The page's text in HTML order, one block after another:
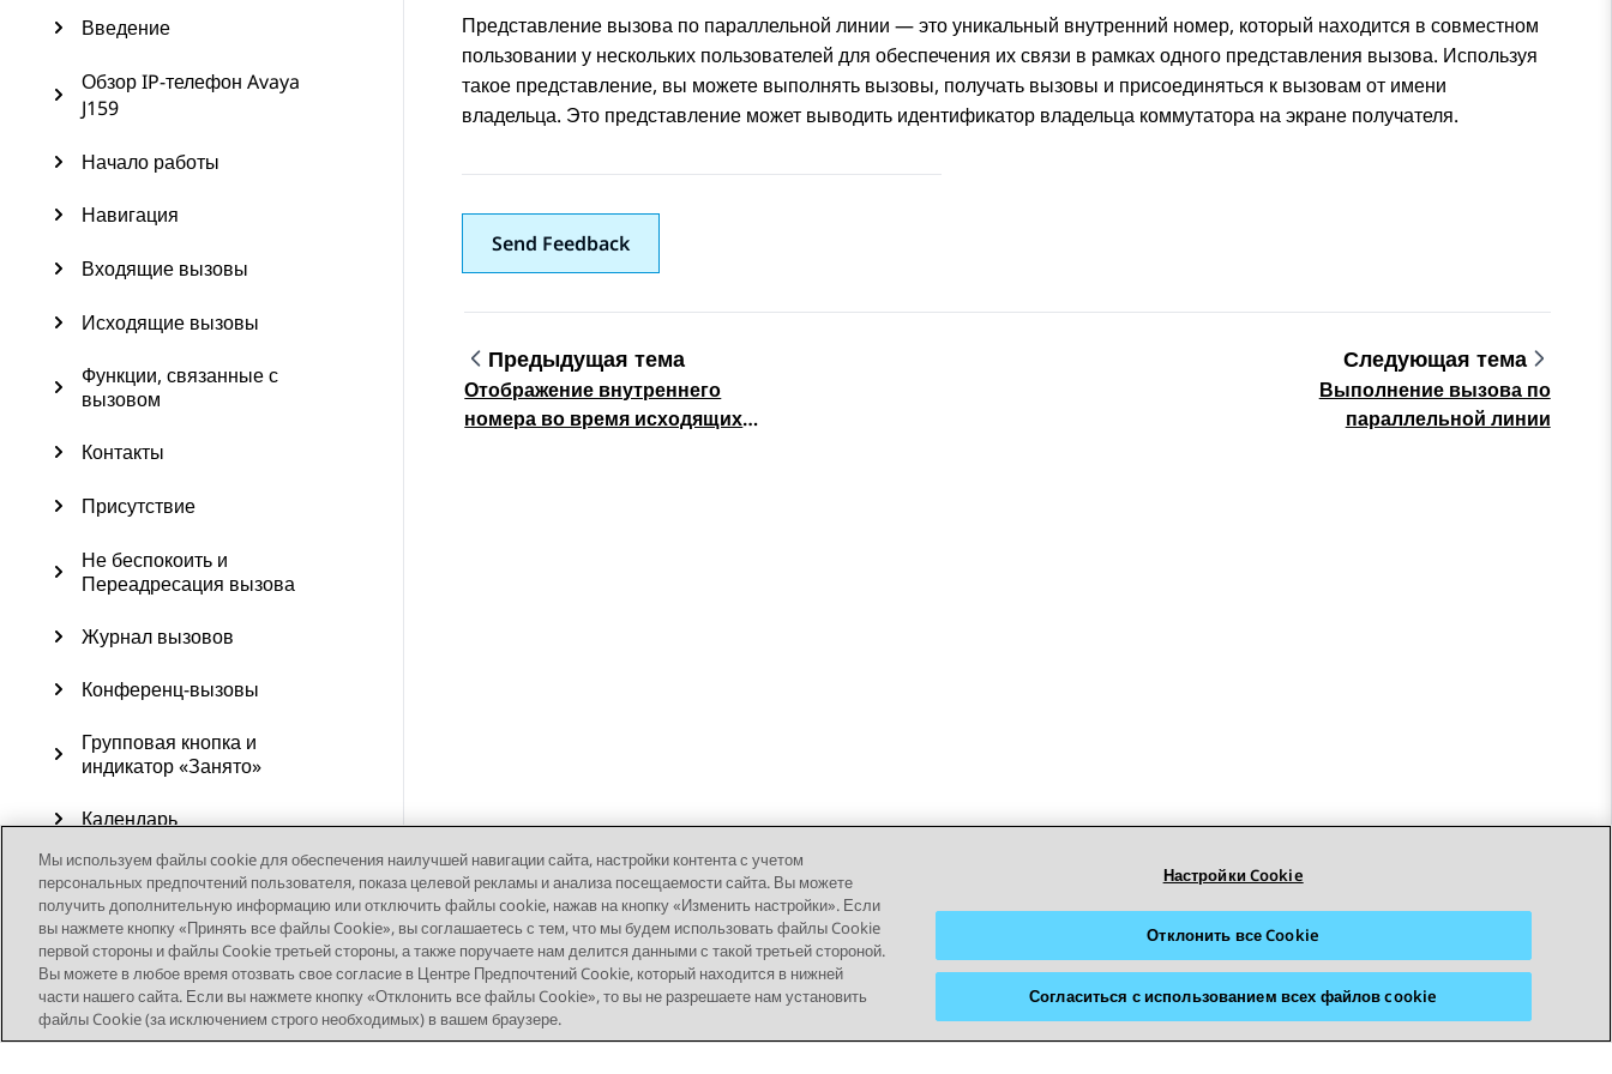
Введение
Обзор IP-телефон Avaya
J159
Начало работы
Навигация
Входящие вызовы
Исходящие вызовы
Функции, связанные с
вызовом
Контакты
Присутствие
Не беспокоить и
Переадресация вызова
Журнал вызовов
Конференц-вызовы
Групповая кнопка и
индикатор «Занято»
Календарь
Дополнительные функции
USB-устройства
Настройка
Обновление телефона
Представление вызова по параллельной линии — это уникальный внутренний номер, который находится в совместном
пользовании у нескольких пользователей для обеспечения их связи в рамках одного представления вызова. Используя
такое представление, вы можете выполнять вызовы, получать вызовы и присоединяться к вызовам от имени
владельца. Это представление может выводить идентификатор владельца коммутатора на экране получателя.
Send Feedback
Topic navigation
Предыдущая тема
Отображение внутреннего
номера во время исходящих
Следующая тема
Выполнение вызова по
параллельной линии
Мы используем файлы cookie для обеспечения наилучшей навигации сайта, настройки контента с учетом
персональных предпочтений пользователя, показа целевой рекламы и анализа посещаемости сайта. Вы можете
получить дополнительную информацию или отключить файлы cookie, нажав на кнопку «Изменить настройки». Если
вы нажмете кнопку «Принять все файлы Cookie», вы соглашаетесь с тем, что мы будем использовать файлы Cookie
первой стороны и файлы Cookie третьей стороны, а также поручаете нам делится данными с такой третьей стороной.
Вы можете в любое время отозвать свое согласие в Центре Предпочтений Cookie, который находится в нижней
части нашего сайта. Если вы нажмете кнопку «Отклонить все файлы Cookie», то вы не разрешаете нам установить
файлы Cookie (за исключением строго необходимых) в вашем браузере.
Настройки Cookie
Отклонить все Cookie
Согласиться с использованием всех файлов cookie